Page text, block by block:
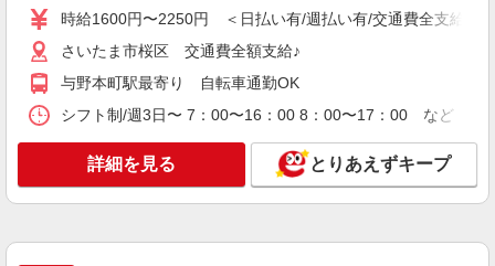
パナソニックエイジフリーケアセンター中浦和
ショートステイ／介護職／7-10時
時給1,193円〜1,257円 ※経験・能力・資格等
〇土日祝勤務手当 〇夜勤手当 〇深夜勤務手当 〇
無事故無違反表彰金 〇年末年始勤務手当 〇早朝
7:00〜8:00/夜間18:00〜20:00は時給25％UP
パナソニックエイジフリーケアセンター中浦和
埼玉県さいたま市桜区西堀1丁目11番地32号
時給1600円〜2250円 ＜日払い有/週払い有/交通費全支給(ガ
さいたま市桜区 交通費全額支給♪
与野本町駅最寄り 自転車通勤OK
シフト制/週3日〜 7：00〜16：00 8：00〜17：00 など （休
詳細を見る とりあえずキープ